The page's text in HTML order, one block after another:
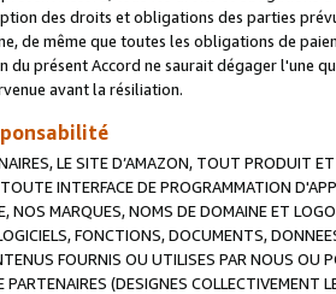
des droits et obligations des parties
de même que toutes les obligations de
du présent Accord ne saurait dégager l'une
avant la résiliation.
LE SITE D’AMAZON, TOUT PRODUIT
INTERFACE DE PROGRAMMATION
NOS MARQUES, NOMS DE DOMAINE ET
FONCTIONS, DOCUMENTS,
FOURNIS OU UTILISES PAR NOUS OU
PARTENAIRES (DESIGNES COLLECTIVEMENT